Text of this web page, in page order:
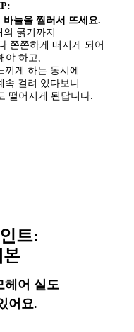
늘을 찔러서 뜨세요.
굵기까지
쫀쫀하게 떠지게 되어
야 하고,
게 하는 동시에
속 걸려 있다보니
떨어지게 된답니다.
트:
본
헤어 실도
어요.